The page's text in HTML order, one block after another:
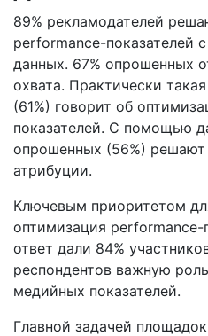
89% рекламодателей
performance-показателей
данных. 67% опрошенных
охвата. Практически
(61%) говорит об
показателей. С помощью
опрошенных (56%) решают
атрибуции.
Ключевым приоритетом
оптимизация
ответ дали 84%
респондентов важную
медийных показателей.
Главной задачей